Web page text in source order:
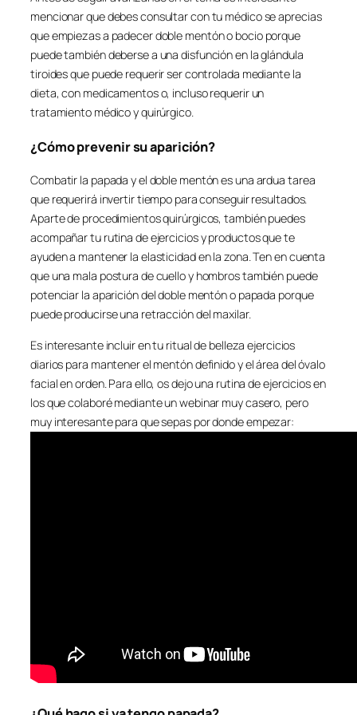
mencionar que debes consultar con tu médico se aprecias
que empiezas a padecer doble mentón o bocio porque
puede también deberse a una disfunción en la glándula
tiroides que puede requerir ser controlada mediante la
dieta, con medicamentos o, incluso requerir un
tratamiento médico y quirúrgico.
¿Cómo prevenir su aparición?
Combatir la papada y el doble mentón es una ardua tarea
que requerirá invertir tiempo para conseguir resultados.
Aparte de procedimientos quirúrgicos, también puedes
acompañar tu rutina de ejercicios y productos que te
ayuden a mantener la elasticidad en la zona. Ten en cuenta
que una mala postura de cuello y hombros también puede
potenciar la aparición del doble mentón o papada porque
puede producirse una retracción del maxilar.
Es interesante incluir en tu ritual de belleza ejercicios
diarios para mantener el mentón definido y el área del óvalo
facial en orden. Para ello, os dejo una rutina de ejercicios en
los que colaboré mediante un webinar muy casero, pero
muy interesante para que sepas por donde empezar: